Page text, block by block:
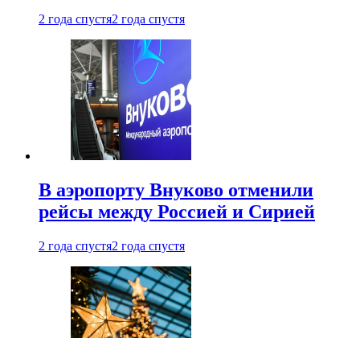
2 года спустя2 года спустя
В аэропорту Внуково отменили
рейсы между Россией и Сирией
2 года спустя2 года спустя